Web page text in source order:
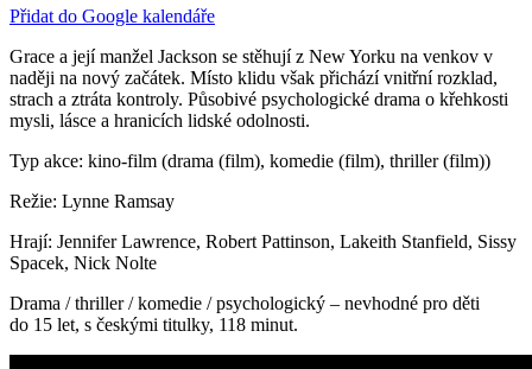
Přidat do Google kalendáře
Grace a její manžel Jackson se stěhují z New Yorku na venkov v
naději na nový začátek. Místo klidu však přichází vnitřní rozklad,
strach a ztráta kontroly. Působivé psychologické drama o křehkosti
mysli, lásce a hranicích lidské odolnosti.
Typ akce: kino-film (drama (film), komedie (film), thriller (film))
Režie: Lynne Ramsay
Hrají: Jennifer Lawrence, Robert Pattinson, Lakeith Stanfield, Sissy
Spacek, Nick Nolte
Drama / thriller / komedie / psychologický – nevhodné pro děti
do 15 let, s českými titulky, 118 minut.